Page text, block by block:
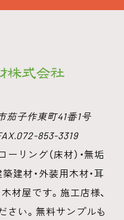
茄子作東町41番1号
853-3319
リング（床材）・無垢
築建材・外装用木材・耳
材屋です。 施工店様、
さい。無料サンプルも